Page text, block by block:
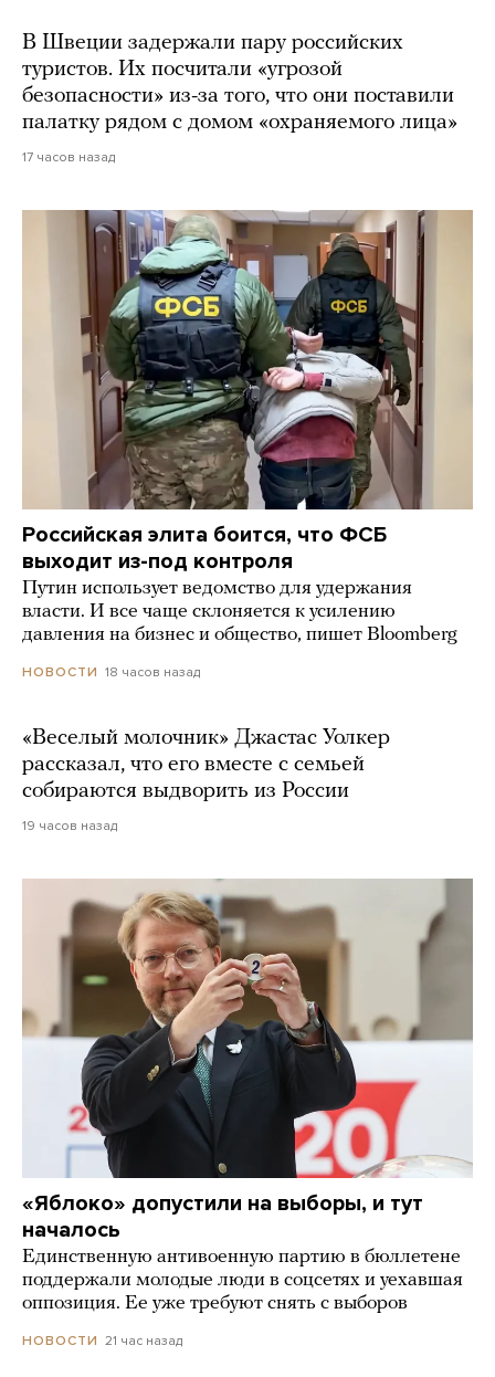
В Швеции задержали пару российских
туристов. Их посчитали «угрозой
безопасности» из-за того, что они поставили
палатку рядом с домом «охраняемого лица»
17 часов назад
Российская элита боится, что ФСБ
выходит из-под контроля
Путин использует ведомство для удержания
власти. И все чаще склоняется к усилению
давления на бизнес и общество, пишет Bloomberg
НОВОСТИ 18 часов назад
«Веселый молочник» Джастас Уолкер
рассказал, что его вместе с семьей
собираются выдворить из России
19 часов назад
«Яблоко» допустили на выборы, и тут
началось
Единственную антивоенную партию в бюллетене
поддержали молодые люди в соцсетях и уехавшая
оппозиция. Ее уже требуют снять с выборов
НОВОСТИ 21 час назад